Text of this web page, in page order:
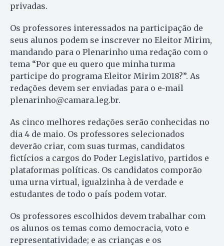
privadas.
Os professores interessados na participação de
seus alunos podem se inscrever no Eleitor Mirim,
mandando para o Plenarinho uma redação com o
tema “Por que eu quero que minha turma
participe do programa Eleitor Mirim 2018?”. As
redações devem ser enviadas para o e-mail
plenarinho@camara.leg.br.
As cinco melhores redações serão conhecidas no
dia 4 de maio. Os professores selecionados
deverão criar, com suas turmas, candidatos
fictícios a cargos do Poder Legislativo, partidos e
plataformas políticas. Os candidatos comporão
uma urna virtual, igualzinha à de verdade e
estudantes de todo o país podem votar.
Os professores escolhidos devem trabalhar com
os alunos os temas como democracia, voto e
representatividade; e as crianças e os